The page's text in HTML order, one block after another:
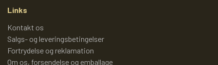
PIXI 600 - 699
ÆLLEBÆLLEBØGER I HARDBACK 277
Links
Kontakt os
Salgs- og leveringsbetingelser
Fortrydelse og reklamation
Om os, forsendelse og emballage